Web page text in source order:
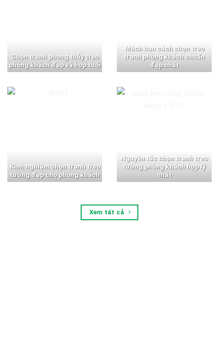
Chọn tranh phong thủy treo
phòng khách đẹp và hợp tuổi
Mách bạn cách chọn treo
tranh phòng khách chuẩn
đẹp nhất
Kinh nghiệm chọn tranh treo
tường đẹp cho phòng khách
Nguyên tắc chọn tranh treo
tường phòng khách hợp lý
nhất
Xem tất cả